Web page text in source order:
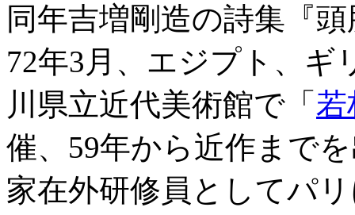
同年吉増剛造の詩集『
72年3月、エジプト、ギ
川県立近代美術館で「 若
催、59年から近作まで
家在外研修員としてパ